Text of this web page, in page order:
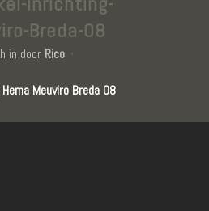
Breda-08
in door Rico